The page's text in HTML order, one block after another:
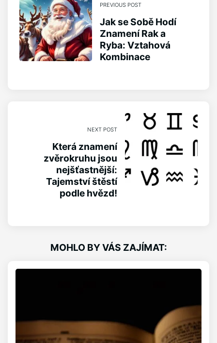
PREVIOUS POST
Jak se Sobě Hodí
Znamení Rak a
Ryba: Vztahová
Kombinace
NEXT POST
Která znamení
zvěrokruhu jsou
nejšťastnější:
Tajemství štěstí
podle hvězd!
MOHLO BY VÁS ZAJÍMAT: